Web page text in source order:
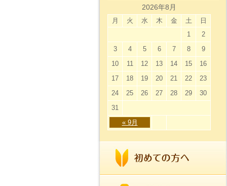
2026年8月
月 火 水 木 金 土 日
« 9月
1
2
3
4 5 6 7 8
9
10
11 12 13 14 15
16
17
18 19 20 21 22
23
24
25 26 27 28 29
30
31